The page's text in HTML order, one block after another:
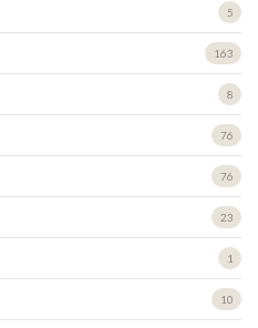
5
163
8
76
76
23
1
10